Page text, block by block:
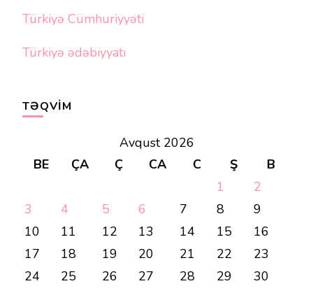
Türkiyə Cümhuriyyəti
Türkiyə ədəbiyyatı
TƏQVIM
Avqust 2026
BE
ÇA Ç CA C Ş
B
1
2
3
4 5 6 7 8
9
10
11 12 13 14 15
16
17
18 19 20 21 22
23
24
25 26 27 28 29
30